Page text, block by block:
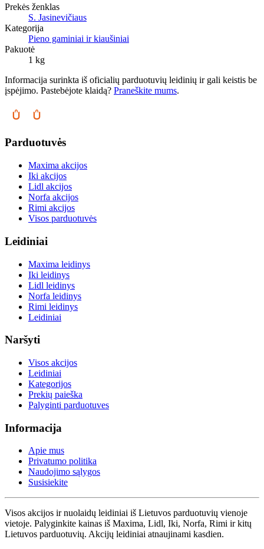
Prekės ženklas
S. Jasinevičiaus
Kategorija
Pieno gaminiai ir kiaušiniai
Pakuotė
1 kg
Informacija surinkta iš oficialių parduotuvių leidinių ir gali keistis be
įspėjimo. Pastebėjote klaidą? Praneškite mums.
Parduotuvės
Maxima akcijos
Iki akcijos
Lidl akcijos
Norfa akcijos
Rimi akcijos
Visos parduotuvės
Leidiniai
Maxima leidinys
Iki leidinys
Lidl leidinys
Norfa leidinys
Rimi leidinys
Leidiniai
Naršyti
Visos akcijos
Leidiniai
Kategorijos
Prekių paieška
Palyginti parduotuves
Informacija
Apie mus
Privatumo politika
Naudojimo sąlygos
Susisiekite
Visos akcijos ir nuolaidų leidiniai iš Lietuvos parduotuvių vienoje
vietoje. Palyginkite kainas iš Maxima, Lidl, Iki, Norfa, Rimi ir kitų
Lietuvos parduotuvių. Akcijų leidiniai atnaujinami kasdien.